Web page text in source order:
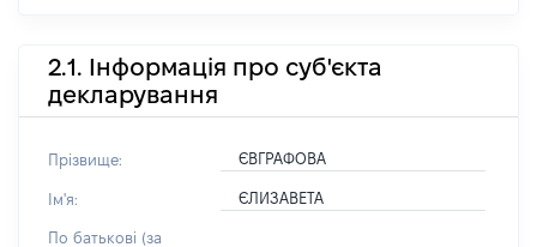
2.1. Інформація про суб'єкта
декларування
Прізвище: ЄВГРАФОВА
Ім'я: ЄЛИЗАВЕТА
По батькові (за